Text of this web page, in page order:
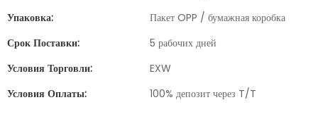
Упаковка:
Пакет OPP / бумажная коробка
Срок Поставки:
5 рабочих дней
Условия Торговли:
EXW
Условия Оплаты:
100% депозит через T/T